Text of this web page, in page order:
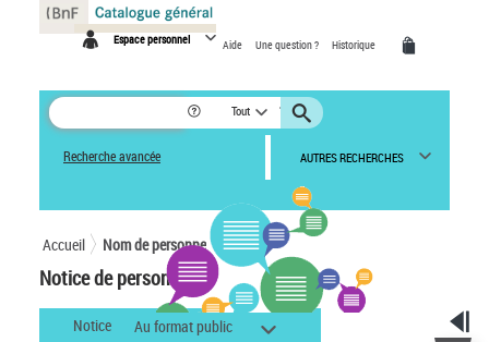
Espace personnel Aide Une question ? Historique
Tout
Recherche avancée AUTRES RECHERCHES
Accueil Nom de personne
Notice de personne
Notice Au format public
Panneau de gestion des cookies